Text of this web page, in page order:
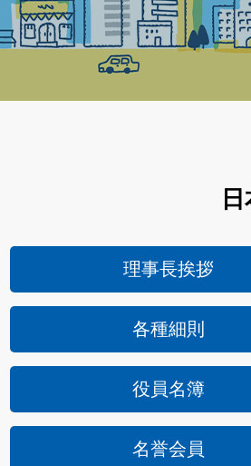
理事長挨拶
各種細則
役員名簿
名誉会員